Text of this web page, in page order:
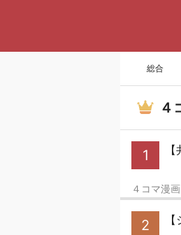
総合
４
1
４コマ漫画
2